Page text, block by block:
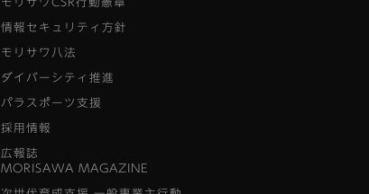
情報セキュリティ方針
モリサワ八法
ダイバーシティ推進
パラスポーツ支援
採用情報
広報誌
MORISAWA MAGAZINE